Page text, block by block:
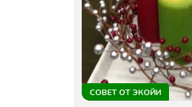
СОВЕТ ОТ ЭКОЙИ